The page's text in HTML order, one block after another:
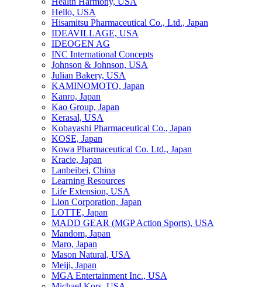
Hello, USA
Hisamitsu Pharmaceutical Co., Ltd., Japan
IDEAVILLAGE, USA
IDEOGEN AG
INC International Concepts
Johnson & Johnson, USA
Julian Bakery, USA
KAMINOMOTO, Japan
Kanro, Japan
Kao Group, Japan
Kerasal, USA
Kobayashi Pharmaceutical Co., Japan
KOSE, Japan
Kowa Pharmaceutical Co. Ltd., Japan
Kracie, Japan
Lanbeibei, China
Learning Resources
Life Extension, USA
Lion Corporation, Japan
LOTTE, Japan
MADD GEAR (MGP Action Sports), USA
Mandom, Japan
Maro, Japan
Mason Natural, USA
Meiji, Japan
MGA Entertainment Inc., USA